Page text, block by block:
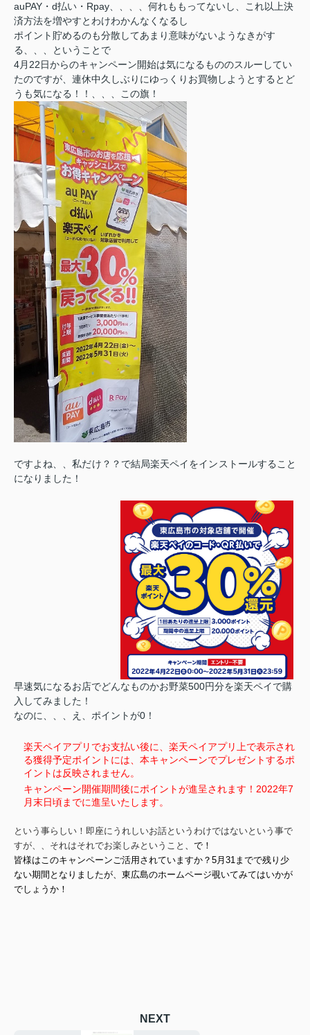
auPAY・d払い・Rpay、、、、何れももってないし、これ以上決
済方法を増やすとわけわかんなくなるし
ポイント貯めるのも分散してあまり意味がないようなきがす
る、、、ということで
4月22日からのキャンペーン開始は気になるもののスルーしてい
たのですが、連休中久しぶりにゆっくりお買物しようとするとど
うも気になる！！、、、この旗！
ですよね、、私だけ？？で結局楽天ペイをインストールすること
になりました！
早速気になるお店でどんなものかお野菜500円分を楽天ペイで購
入してみました！
なのに、、、え、ポイントが0！
楽天ペイアプリでお支払い後に、楽天ペイアプリ上で表示され
る獲得予定ポイントには、本キャンペーンでプレゼントするポ
イントは反映されません。
キャンペーン開催期間後にポイントが進呈されます！2022年7
月末日頃までに進呈いたします。
という事らしい！即座にうれしいお話というわけではないという事で
すが、、それはそれでお楽しみということ 、で！
皆様はこのキャンペーンご活用されていますか？ 5月31までで残り少
ない期間となりましたが、東広島のホームページ覗いてみてはいかが
でしょうか！
NEXT